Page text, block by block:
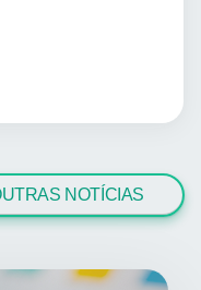
NOTÍCIAS